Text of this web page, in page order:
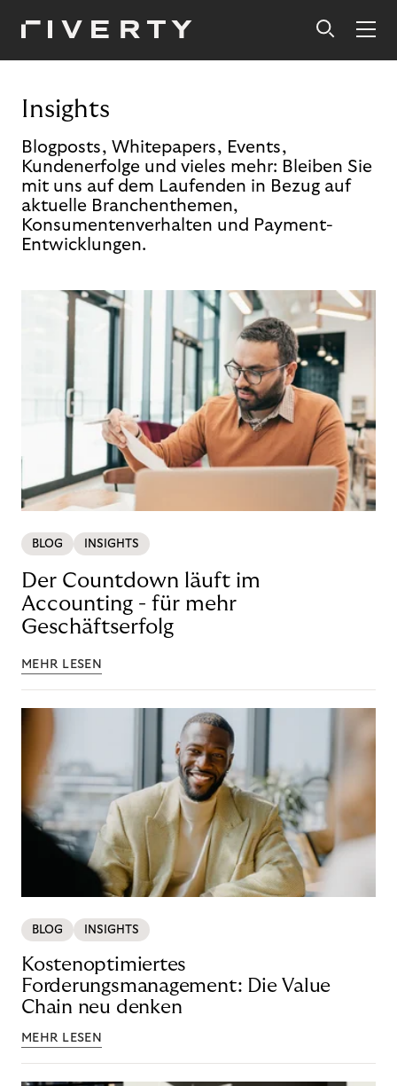
Insights
Blogposts, Whitepapers, Events,
Kundenerfolge und vieles mehr: Bleiben Sie
mit uns auf dem Laufenden in Bezug auf
aktuelle Branchenthemen,
Konsumentenverhalten und Payment-
Entwicklungen.
BLOG INSIGHTS
Der Countdown läuft im
Accounting - für mehr
Geschäftserfolg
MEHR LESEN
BLOG INSIGHTS
Kostenoptimiertes
Forderungsmanagement: Die Value
Chain neu denken
MEHR LESEN